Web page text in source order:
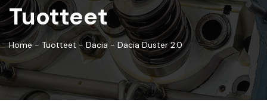
Tuotteet
Home- Tuotteet -Dacia - Dacia Duster 2.0